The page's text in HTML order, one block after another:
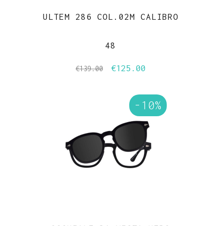
ULTEM 286 COL.02M CALIBRO
48
€139.00
Il
originale
€139.00.
€125.00
attuale
è:
€125.00.
-10%